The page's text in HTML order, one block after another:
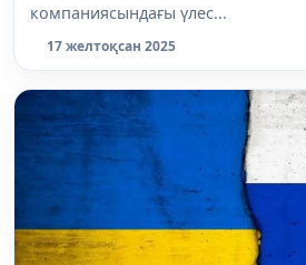
компаниясындағы үлес...
17 желтоқсан 2025